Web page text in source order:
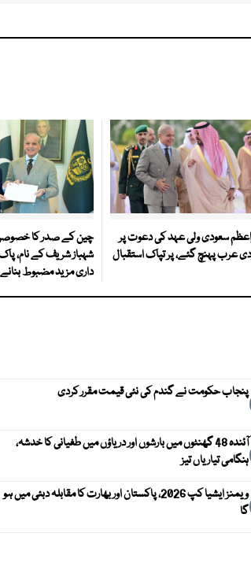
سعودی ولی عہد کی دعوت پر
عرب پہنچ گئے، پر تپاک استقبال
چین کے صدر کا
شہباز شریف کے نام،
داری مزید مضبوط
پنجاب حکومت نے گندم کی نئی قیمت مقرر کردی
آئندہ 48 گھنٹوں میں بارشوں اور دریاؤں میں طغیانی کا خدشہ،
ہنگامی تیاریاں تیز
ویمنز ایشیا کپ 2026، پاکستان اور بھارت کا مقابلہ دبئی میں ہو
گا